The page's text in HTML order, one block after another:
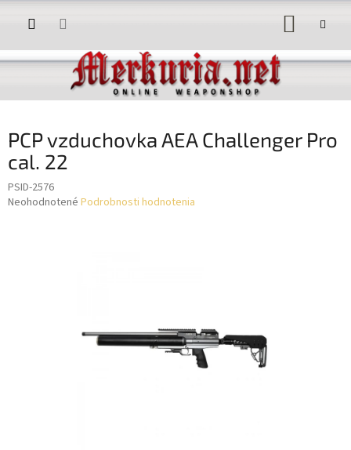
Prejsť
PCP vzduchovka AEA Challenger Pro
cal. 22
PSID-2576
Priemerné
Neohodnotené Podrobnosti hodnotenia